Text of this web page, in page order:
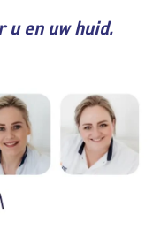
u en uw huid.